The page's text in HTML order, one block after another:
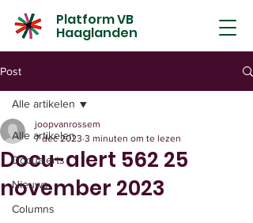
Platform VB
Haaglanden
Post
Alle artikelen
Docualerts
Nieuws
Columns
Alle artikelen
Docu-alert 562 25
november 2023
joopvanrossem
7 dec 2023 3 minuten om te lezen